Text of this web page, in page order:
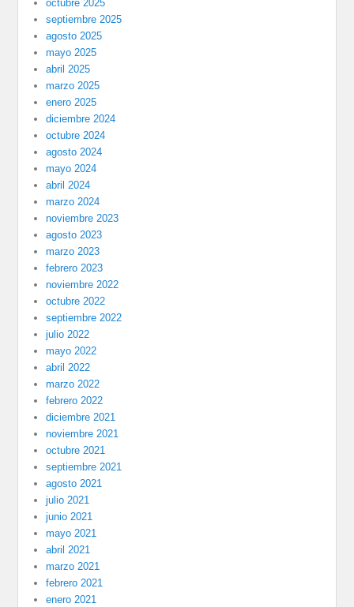
octubre 2025
septiembre 2025
agosto 2025
mayo 2025
abril 2025
marzo 2025
enero 2025
diciembre 2024
octubre 2024
agosto 2024
mayo 2024
abril 2024
marzo 2024
noviembre 2023
agosto 2023
marzo 2023
febrero 2023
noviembre 2022
octubre 2022
septiembre 2022
julio 2022
mayo 2022
abril 2022
marzo 2022
febrero 2022
diciembre 2021
noviembre 2021
octubre 2021
septiembre 2021
agosto 2021
julio 2021
junio 2021
mayo 2021
abril 2021
marzo 2021
febrero 2021
enero 2021